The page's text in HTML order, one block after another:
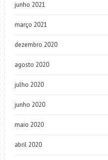
junho 2021
março 2021
dezembro 2020
agosto 2020
julho 2020
junho 2020
maio 2020
abril 2020